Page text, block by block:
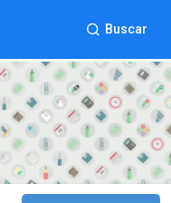
Buscar